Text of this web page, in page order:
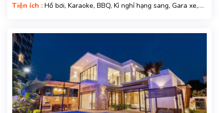
Tiện ích : Hồ bơi, Karaoke, BBQ, Kì nghỉ hạng sang, Gara xe,